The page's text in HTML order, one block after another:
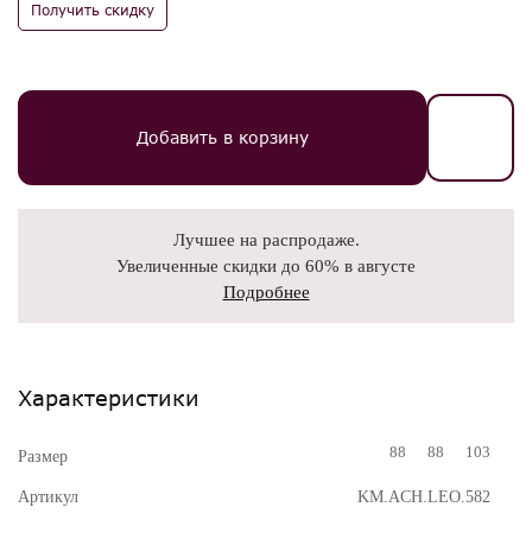
Получить скидку
Добавить в корзину
Лучшее на распродаже.
Увеличенные скидки до 60% в августе
Подробнее
Характеристики
Размер 88 88 103
Артикул KM.ACH.LEO.582